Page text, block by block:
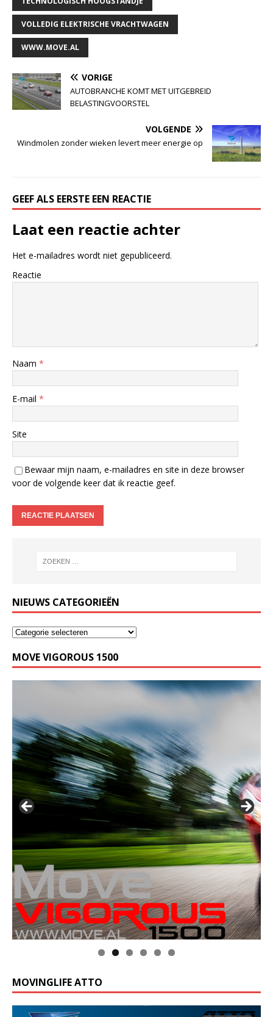
VOLLEDIG ELEKTRISCHE VRACHTWAGEN
WWW.MOVE.AL
VORIGE
AUTOBRANCHE KOMT MET UITGEBREID
BELASTINGVOORSTEL
VOLGENDE
Windmolen zonder wieken levert meer energie op
GEEF ALS EERSTE EEN REACTIE
Laat een reactie achter
Het e-mailadres wordt niet gepubliceerd.
Reactie
Naam *
E-mail *
Site
Bewaar mijn naam, e-mailadres en site in deze browser
voor de volgende keer dat ik reactie geef.
NIEUWS CATEGORIEËN
MOVE VIGOROUS 1500
MOVINGLIFE ATTO